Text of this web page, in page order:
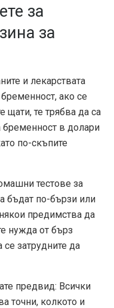
за
за
и лекарствата
, ако се
щати, те трябва да са
бременност в долари
по-скъпите
тестове за
бъдат по-бързи или
предимства да
нужда от бърз
затрудните да
предвид: Всички
точни, колкото и